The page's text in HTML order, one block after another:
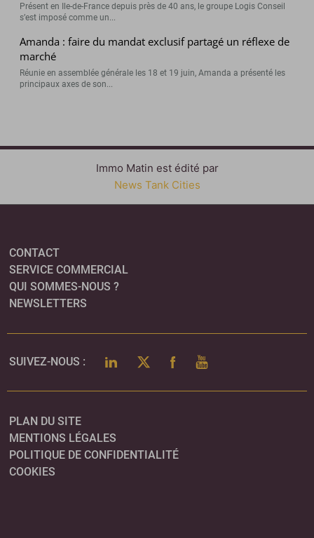
Présent en Ile-de-France depuis près de 40 ans, le groupe Logis Conseil
s’est imposé comme un...
Amanda : faire du mandat exclusif partagé un réflexe de
marché
Réunie en assemblée générale les 18 et 19 juin, Amanda a présenté les
principaux axes de son...
Immo Matin est édité par
News Tank Cities
CONTACT
SERVICE COMMERCIAL
QUI SOMMES-NOUS ?
NEWSLETTERS
SUIVEZ-NOUS : LINKEDINTWITTERFACEBOOK
YOUTUBE
PLAN DU SITE
MENTIONS LÉGALES
POLITIQUE DE CONFIDENTIALITÉ
COOKIES